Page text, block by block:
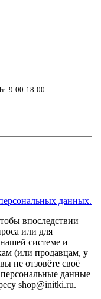
9:00-18:00
данных.
впоследствии
или для
системе и
(или продавцам, у
не отзовёте своё
данные
shop@initki.ru.